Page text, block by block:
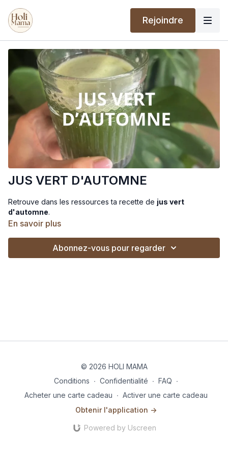
Rejoindre
JUS VERT D'AUTOMNE
Retrouve dans les ressources ta recette de jus vert
d'automne.
En savoir plus
Abonnez-vous pour regarder
© 2026 HOLI MAMA
Conditions ∙ Confidentialité ∙ FAQ ∙
Acheter une carte cadeau ∙ Activer une carte cadeau
Obtenir l'application ->
Powered by Uscreen